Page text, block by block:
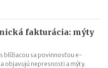
2025 podnikať
účinná od roku 2026
1. 4. 2025
fakturácia: mýty
blížiacou sa povinnosťou e-
objavujú nepresnosti a mýty.